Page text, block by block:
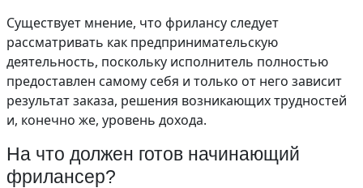
Существует мнение, что фрилансу следует
рассматривать как предпринимательскую
деятельность, поскольку исполнитель полностью
предоставлен самому себя и только от него зависит
результат заказа, решения возникающих трудностей
и, конечно же, уровень дохода.
На что должен готов начинающий
фрилансер?